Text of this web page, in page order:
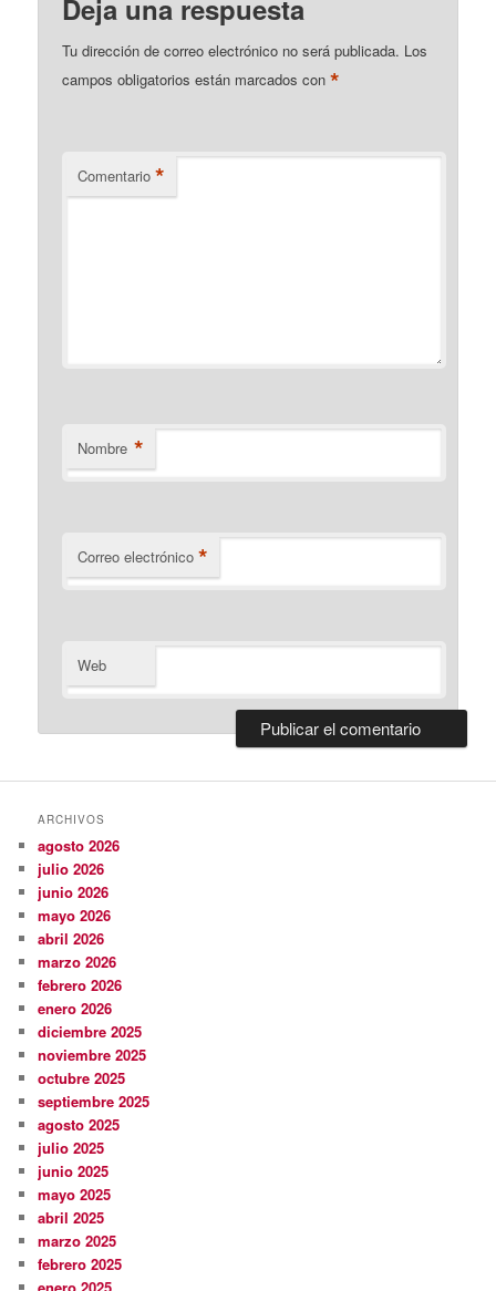
Deja una respuesta
Tu dirección de correo electrónico no será publicada. Los
campos obligatorios están marcados con*
Comentario *
Nombre *
Correo electrónico *
Web
ARCHIVOS
agosto 2026
julio 2026
junio 2026
mayo 2026
abril 2026
marzo 2026
febrero 2026
enero 2026
diciembre 2025
noviembre 2025
octubre 2025
septiembre 2025
agosto 2025
julio 2025
junio 2025
mayo 2025
abril 2025
marzo 2025
febrero 2025